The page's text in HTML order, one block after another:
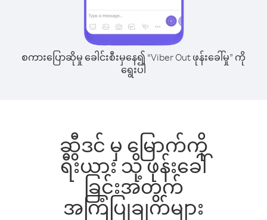
စကားပြောဆိုမှု ခေါင်းစီးမှနေ၍ “Viber Out ဖုန်းခေါ်မှု” ကို
ရွေးပါ
ဆွီဒင် မှ မြောက်ကို
ရီးယား သို့ ဖုန်းခေါ်
ခြင်းအတွက်
အကြံပြုချက်များ